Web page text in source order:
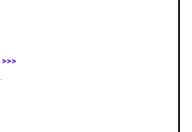
>>>